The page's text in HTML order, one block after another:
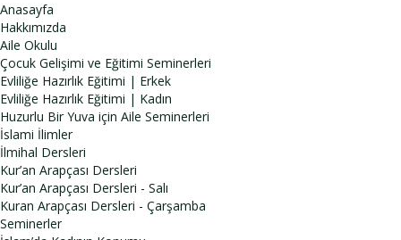
Anasayfa
Hakkımızda
Aile Okulu
Çocuk Gelişimi ve Eğitimi Seminerleri
Evliliğe Hazırlık Eğitimi | Erkek
Evliliğe Hazırlık Eğitimi | Kadın
Huzurlu Bir Yuva için Aile Seminerleri
İslami İlimler
İlmihal Dersleri
Kur’an Arapçası Dersleri
Kur’an Arapçası Dersleri - Salı
Kuran Arapçası Dersleri - Çarşamba
Seminerler